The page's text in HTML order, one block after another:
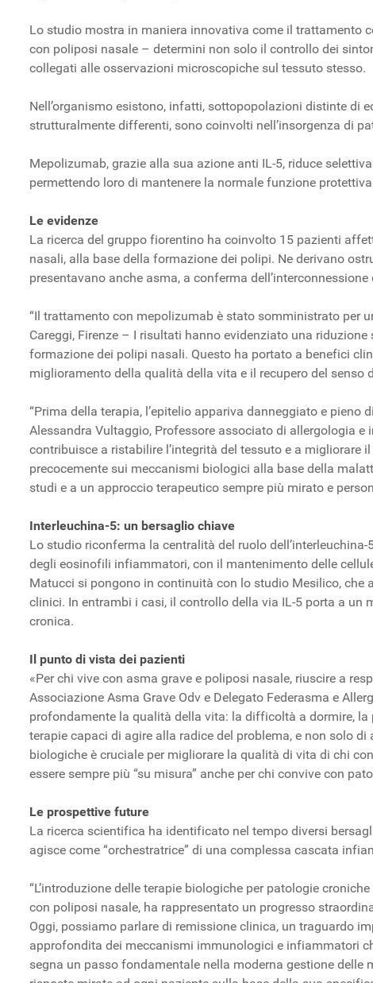
Lo studio mostra in maniera innovativa come il trattamento
con poliposi nasale – determini non solo il controllo dei
collegati alle osservazioni microscopiche sul tessuto stesso.
Nell’organismo esistono, infatti, sottopopolazioni distinte
strutturalmente differenti, sono coinvolti nell’insorgenza di
Mepolizumab, grazie alla sua azione anti IL-5, riduce
permettendo loro di mantenere la normale funzione
Le evidenze
La ricerca del gruppo fiorentino ha coinvolto 15 pazienti
nasali, alla base della formazione dei polipi. Ne derivano
presentavano anche asma, a conferma
“Il trattamento con mepolizumab è stato somministrato per
Careggi, Firenze – I risultati hanno evidenziato una
formazione dei polipi nasali. Questo ha portato a benefici
miglioramento della qualità della vita e il recupero del senso
“Prima della terapia, l’epitelio appariva danneggiato e
Alessandra Vultaggio, Professore associato di allergologia
contribuisce a ristabilire l’integrità del tessuto e a migliorare
precocemente sui meccanismi biologici alla base della
studi e a un approccio terapeutico sempre più mirato e
Interleuchina-5: un bersaglio chiave
Lo studio riconferma la centralità del ruolo
degli eosinofili infiammatori, con il mantenimento delle
Matucci si pongono in continuità con lo studio Mesilico,
clinici. In entrambi i casi, il controllo della via IL-5 porta a
cronica.
Il punto di vista dei pazienti
«Per chi vive con asma grave e poliposi nasale, riuscire a
Associazione Asma Grave Odv e Delegato Federasma e
profondamente la qualità della vita: la difficoltà a dormire,
terapie capaci di agire alla radice del problema, e non solo
biologiche è cruciale per migliorare la qualità di vita di chi
essere sempre più “su misura” anche per chi convive con
Le prospettive future
La ricerca scientifica ha identificato nel tempo diversi
agisce come “orchestratrice” di una complessa cascata
“L’introduzione delle terapie biologiche per patologie
con poliposi nasale, ha rappresentato un progresso
Oggi, possiamo parlare di remissione clinica, un traguardo
approfondita dei meccanismi immunologici e infiammatori
segna un passo fondamentale nella moderna gestione delle